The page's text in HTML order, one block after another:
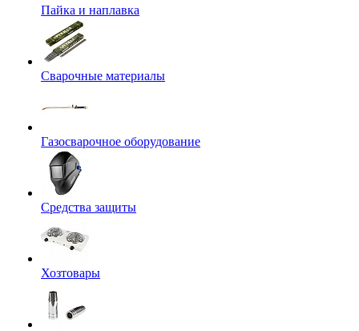
Пайка и наплавка
Сварочные материалы
Газосварочное оборудование
Средства защиты
Хозтовары